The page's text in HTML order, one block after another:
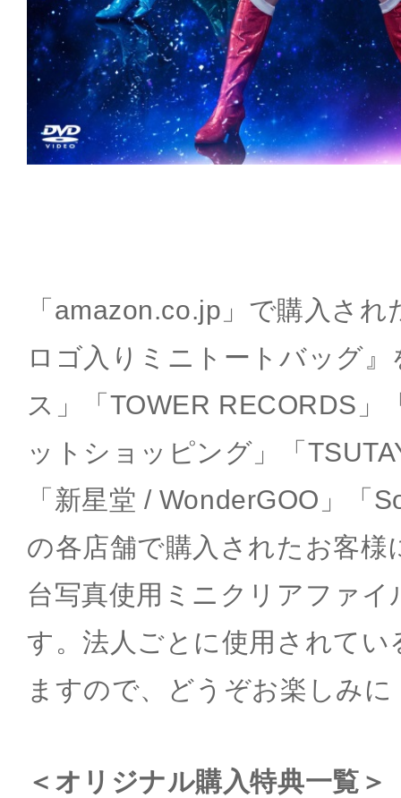
「amazon.co.jp」で購入さ
ロゴ入りミニトートバッグ
ス」「TOWER RECORDS」
ットショッピング」「
「新星堂 / WonderGOO」「
の各店舗で購入されたお客様
台写真使用ミニクリアファイ
す。法人ごとに使用されてい
ますので、どうぞお楽しみに
＜オリジナル購入特典一覧＞